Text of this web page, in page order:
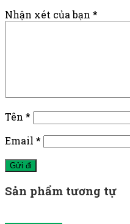
Nhận xét của bạn *
Tên *
Email *
Sản phẩm tương tự